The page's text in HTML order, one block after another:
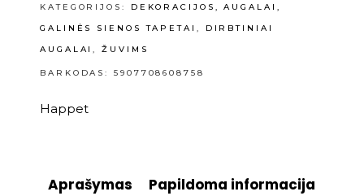
KATEGORIJOS: DEKORACIJOS, AUGALAI,
GALINĖS SIENOS TAPETAI ,
DIRBTINIAI
AUGALAI,ŽUVIMS
BARKODAS: 5907708608758
Happet
Aprašymas Papildoma informacija